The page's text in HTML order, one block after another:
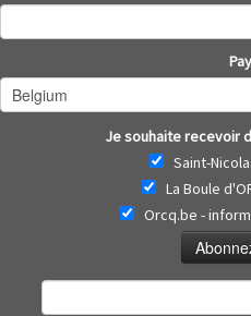
Je souhaite recevoir
Saint-
La Boule
Orcq.be -